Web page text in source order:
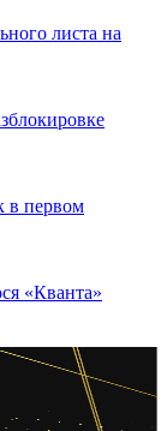
листа на
в первом
«Кванта»